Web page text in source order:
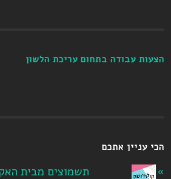
הצעות עבודה בתחום עריכת הלשון
הכי עניין אתכם
תשמוצים מבית